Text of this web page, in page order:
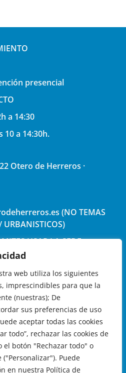
web utiliza los siguientes
imprescindibles para que la
(nuestras); De
sus preferencias de uso
aceptar todas las cookies
todo”, rechazar las cookies de
botón "Rechazar todo" o
Puede
en nuestra Política de
presencial
a 14:30
10 a 14:30h.
Otero de Herreros ·
(NO TEMAS
URBANISTICOS)
USAR LA SEDE
aquí)
REDES